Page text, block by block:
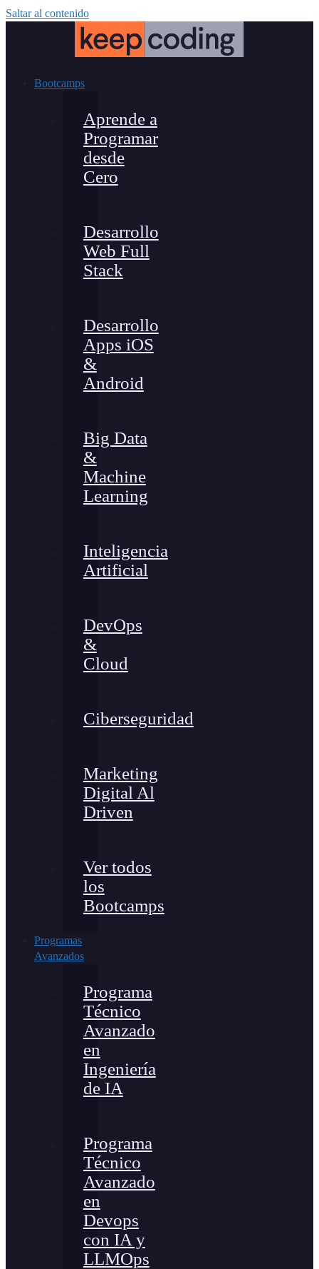
Saltar al contenido
Bootcamps
Aprende a
Programar
desde
Cero
Desarrollo
Web Full
Stack
Desarrollo
Apps iOS
&
Android
Big Data
&
Machine
Learning
Inteligencia
Artificial
DevOps
&
Cloud
Ciberseguridad
Marketing
Digital Al
Driven
Ver todos
los
Bootcamps
Programas
Avanzados
Programa
Técnico
Avanzado
en
Ingeniería
de IA
Programa
Técnico
Avanzado
en
Devops
con IA y
LLMOps